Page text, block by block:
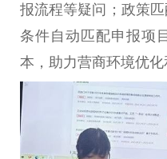
报流程等疑问；政策
条件自动匹配申报项
本，助力营商环境优化